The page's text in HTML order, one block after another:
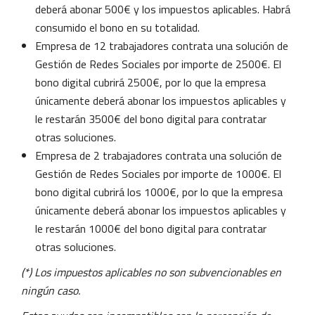
deberá abonar 500€ y los impuestos aplicables. Habrá
consumido el bono en su totalidad.
Empresa de 12 trabajadores contrata una solución de
Gestión de Redes Sociales por importe de 2500€. El
bono digital cubrirá 2500€, por lo que la empresa
únicamente deberá abonar los impuestos aplicables y
le restarán 3500€ del bono digital para contratar
otras soluciones.
Empresa de 2 trabajadores contrata una solución de
Gestión de Redes Sociales por importe de 1000€. El
bono digital cubrirá los 1000€, por lo que la empresa
únicamente deberá abonar los impuestos aplicables y
le restarán 1000€ del bono digital para contratar
otras soluciones.
(*) Los impuestos aplicables no son subvencionables en
ningún caso.